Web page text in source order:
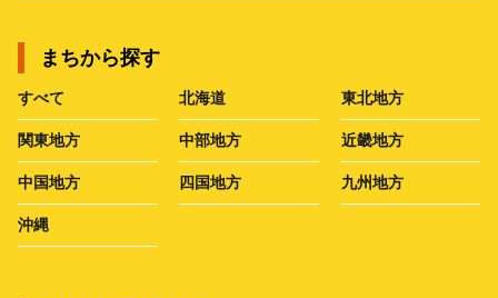
まちから探す
すべて 北海道 東北地方
関東地方 中部地方 近畿地方
中国地方 四国地方 九州地方
沖縄